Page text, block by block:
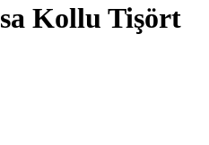
Kollu Tişört